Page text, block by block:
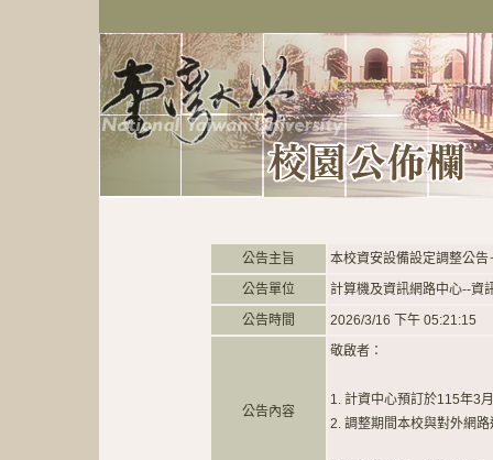
公告主旨
本校資安設備設定調整公
公告單位
計算機及資訊網路中心--資
公告時間
2026/3/16 下午 05:21:15
公告內容
敬啟者：
1. 計資中心預訂於115年3
2. 調整期間本校與對外網